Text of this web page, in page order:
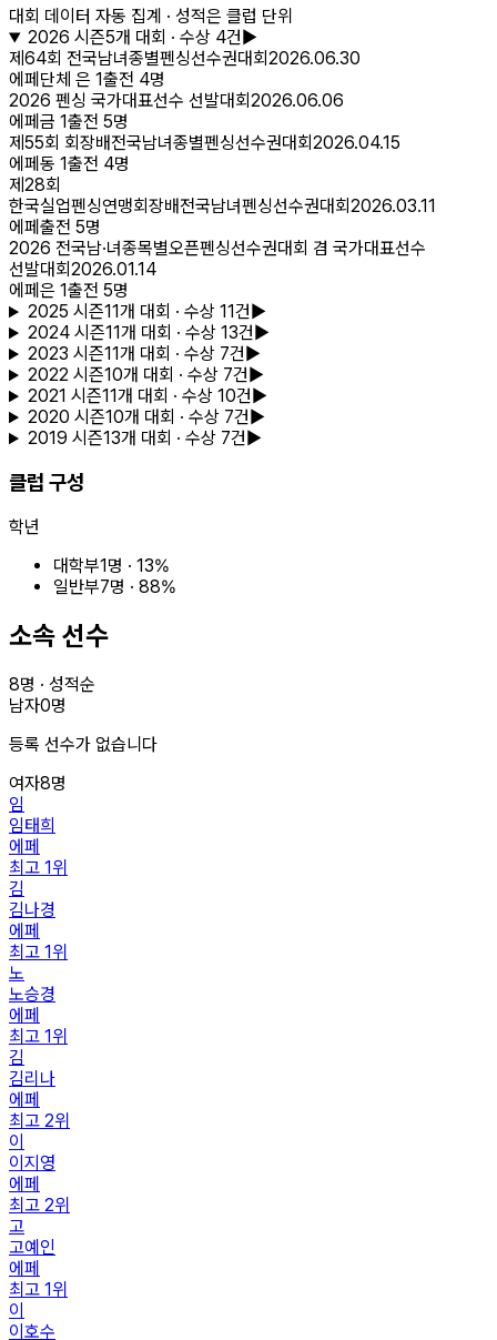
대회 데이터 자동 집계 · 성적은 클럽 단위
2026 시즌5개 대회 · 수상 4건 ▶
제64회 전국남녀종별펜싱선수권대회 2026.06.30
에페 단체 은 1출전 4명
2026 펜싱 국가대표선수 선발대회 2026.06.06
에페 금 1출전 5명
제55회 회장배전국남녀종별펜싱선수권대회 2026.04.15
에페 동 1출전 4명
제28회
한국실업펜싱연맹회장배전국남녀펜싱선수권대회 2026.03.11
에페 출전 5명
2026 전국남·녀종목별오픈펜싱선수권대회 겸 국가대표선수
선발대회 2026.01.14
에페 은 1출전 5명
2025 시즌11개 대회 · 수상 11건 ▶
2024시즌11개 대회 · 수상 13건 ▶
2023 시즌11개 대회 · 수상 7건 ▶
2022 시즌10개 대회 · 수상 7건 ▶
2021 시즌11개 대회 · 수상 10건 ▶
2020 시즌10개 대회 · 수상 7건 ▶
2019 시즌13개 대회 · 수상 7건 ▶
클럽 구성
학년
대학부1명 · 13%
일반부7명 · 88%
소속 선수
8명 · 성적순
남자0명
등록 선수가 없습니다
여자8명
임
임태희
에페
최고 1위
김
김나경
에페
최고 1위
노
노승경
에페
최고 1위
김
김리나
에페
최고 2위
이
이지영
에페
최고 2위
고
고예인
에페
최고 1위
이
이호수